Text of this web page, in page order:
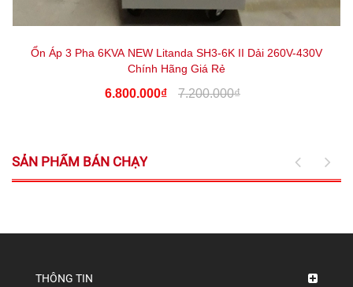
Ổn Áp 3 Pha 6KVA NEW Litanda SH3-6K II Dải 260V-430V
Chính Hãng Giá Rẻ
6.800.000₫ 7.200.000₫
SẢN PHẨM BÁN CHẠY
THÔNG TIN